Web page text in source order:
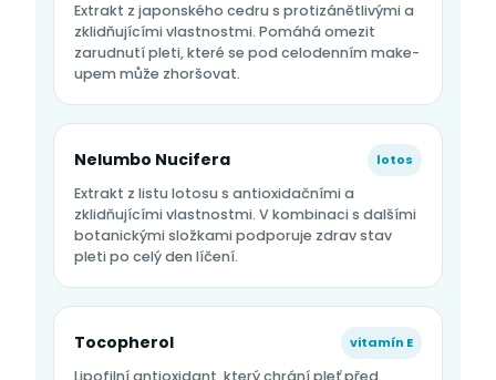
Extrakt z japonského cedru s protizánětlivými a
zklidňujícími vlastnostmi. Pomáhá omezit
zarudnutí pleti, které se pod celodenním make-
upem může zhoršovat.
Nelumbo Nucifera lotos
Extrakt z listu lotosu s antioxidačními a
zklidňujícími vlastnostmi. V kombinaci s dalšími
botanickými složkami podporuje zdrav stav
pleti po celý den líčení.
Tocopherol vitamín E
Lipofilní antioxidant, který chrání pleť před